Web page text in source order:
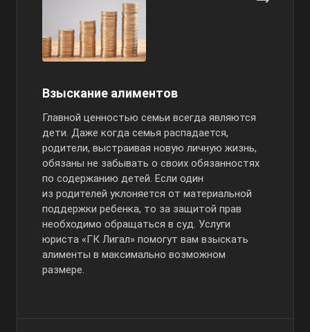
Взыскание алиментов
Главной ценностью семьи всегда являются
дети. Даже когда семья распадается,
родители, выстраивая новую личную жизнь,
обязаны не забывать о своих обязанностях
по содержанию детей. Если один
из родителей уклоняется от материальной
поддержки ребенка, то за защитой прав
необходимо обращаться в суд. Услуги
юриста «ГК Лигал» помогут вам взыскать
алименты в максимально возможном
размере.